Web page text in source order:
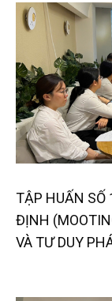
TẬP HUẤN SỐ
ĐỊNH
VÀ TƯ DUY